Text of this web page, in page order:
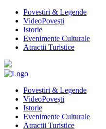
Povestiri & Legende
VideoPovești
Istorie
Evenimente Culturale
Atractii Turistice
Povestiri & Legende
VideoPovești
Istorie
Evenimente Culturale
Atractii Turistice